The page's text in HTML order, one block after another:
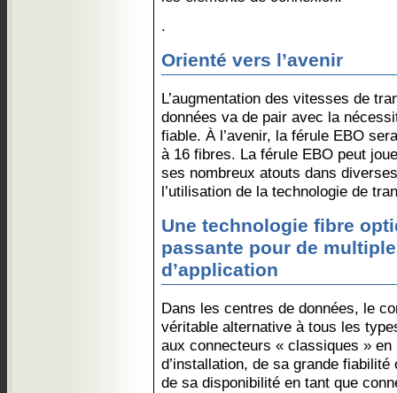
.
Orienté vers l’avenir
L’augmentation des vitesses de
données va de pair avec la
fiable. À l’avenir, la férule EBO
à 16 fibres. La férule EBO peut
ses nombreux atouts dans
l’utilisation de la technologie de
Une technologie fibre
passante pour de
d’application
Dans les centres de données, le
véritable alternative à tous les
aux connecteurs « classiques »
d’installation, de sa grande
de sa disponibilité en tant que